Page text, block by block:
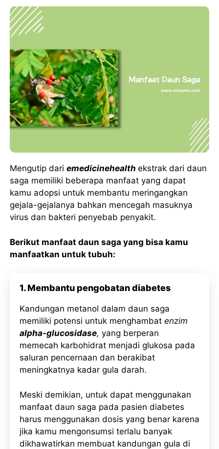
Mengutip dari emedicinehealth ekstrak dari daun
saga memiliki beberapa manfaat yang dapat
kamu adopsi untuk membantu meringangkan
gejala-gejalanya bahkan mencegah masuknya
virus dan bakteri penyebab penyakit.
Berikut manfaat daun saga yang bisa kamu
manfaatkan untuk tubuh:
1. Membantu pengobatan diabetes
Kandungan metanol dalam daun saga
memiliki potensi untuk menghambat enzim
alpha-glucosidase, yang berperan
memecah karbohidrat menjadi glukosa pada
saluran pencernaan dan berakibat
meningkatnya kadar gula darah.
Meski demikian, untuk dapat menggunakan
manfaat daun saga pada pasien diabetes
harus menggunakan dosis yang benar karena
jika kamu mengonsumsi terlalu banyak
dikhawatirkan membuat kandungan gula di